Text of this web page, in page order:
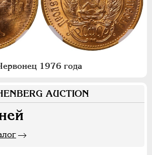
1976 года
AUCTION